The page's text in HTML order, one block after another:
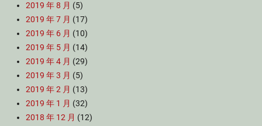
2019 年 8 月 (5)
2019 年 7 月 (17)
2019 年 6 月 (10)
2019 年 5 月 (14)
2019 年 4 月 (29)
2019 年 3 月 (5)
2019 年 2 月 (13)
2019 年 1 月 (32)
2018 年 12 月 (12)